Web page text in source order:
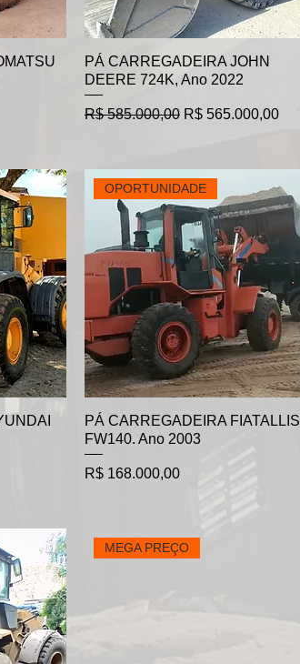
PÁ CARREGADEIRA JOHN
DEERE 724K, Ano 2022
Preço normal
R$ 585.000,00 Preço promocional
R$ 565.000,00
OPORTUNIDADE
PÁ CARREGADEIRA FIATALLIS
FW140. Ano 2003
Preço
R$ 168.000,00
MEGA PREÇO